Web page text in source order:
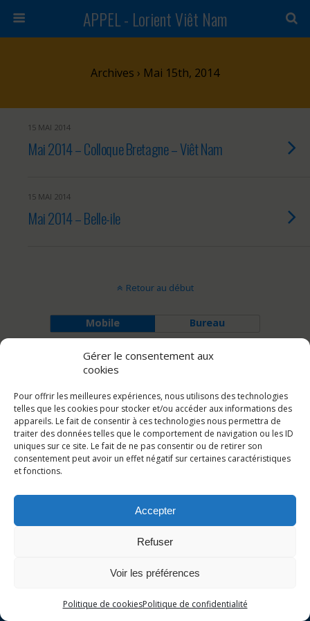
Gérer le consentement aux
cookies
Pour offrir les meilleures expériences, nous utilisons des technologies
telles que les cookies pour stocker et/ou accéder aux informations des
appareils. Le fait de consentir à ces technologies nous permettra de
traiter des données telles que le comportement de navigation ou les ID
uniques sur ce site. Le fait de ne pas consentir ou de retirer son
consentement peut avoir un effet négatif sur certaines caractéristiques
et fonctions.
Accepter
Refuser
Voir les préférences
Politique de cookiesPolitique de confidentialité
APPEL - Lorient Viêt Nam
Archives › Mai 15th, 2014
15 MAI 2014
Mai 2014 – Colloque Bretagne – Viêt Nam
15 MAI 2014
Mai 2014 – Belle-ile
Retour au début
Mobile Bureau